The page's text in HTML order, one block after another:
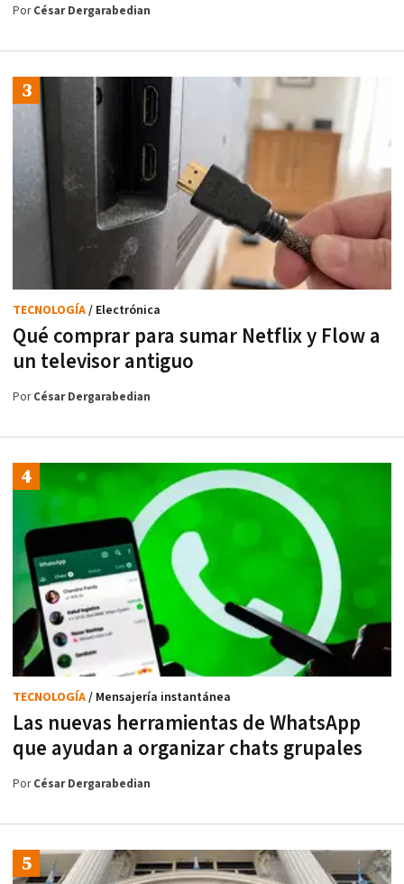
PorCésar Dergarabedian
Qué comprar para sumar Netflix y Flow a
un televisor antiguo
TECNOLOGÍA/ Electrónica
PorCésar Dergarabedian
Las nuevas herramientas de WhatsApp
que ayudan a organizar chats grupales
TECNOLOGÍA/ Mensajería instantánea
PorCésar Dergarabedian